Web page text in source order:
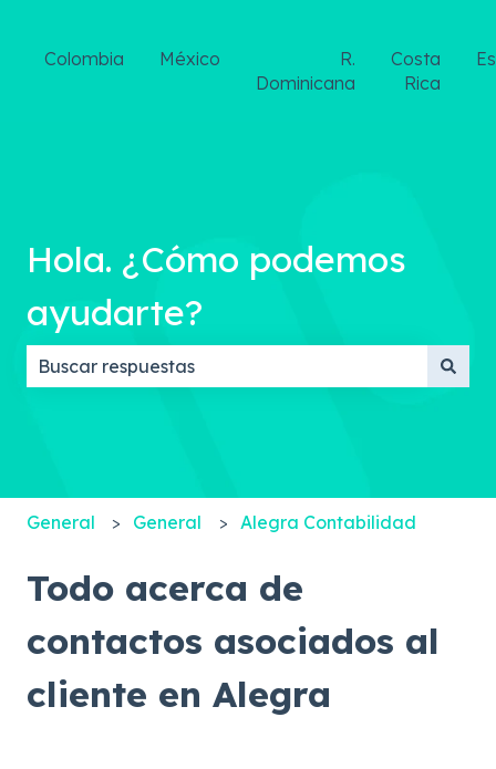
Colombia México
R.
Dominicana
Costa
Rica
Hola. ¿Cómo podemos
ayudarte?
General General Alegra Contabilidad
Todo acerca de
contactos asociados al
cliente en Alegra